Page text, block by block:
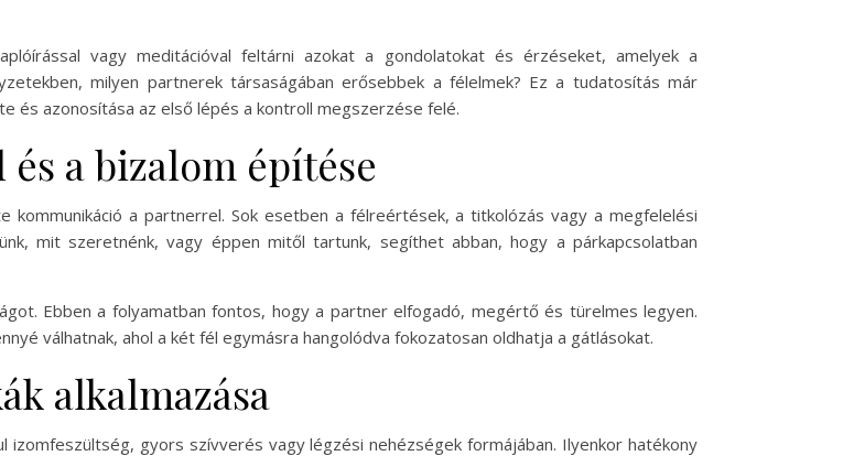
vagy meditációval feltárni azokat a gondolatokat és érzéseket, amelyek a
milyen partnerek társaságában erősebbek a félelmek? Ez a tudatosítás már
és azonosítása az első lépés a kontroll megszerzése felé.
a bizalom építése
kommunikáció a partnerrel. Sok esetben a félreértések, a titkolózás vagy a megfelelési
mit szeretnénk, vagy éppen mitől tartunk, segíthet abban, hogy a párkapcsolatban
Ebben a folyamatban fontos, hogy a partner elfogadó, megértő és türelmes legyen.
válhatnak, ahol a két fél egymásra hangolódva fokozatosan oldhatja a gátlásokat.
alkalmazása
izomfeszültség, gyors szívverés vagy légzési nehézségek formájában. Ilyenkor hatékony